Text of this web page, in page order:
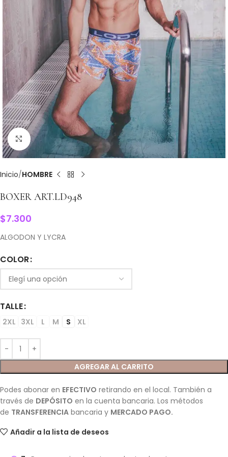
Clic para ampliar
Inicio HOMBRE
BOXER ART.LD948
$7.300
ALGODON Y LYCRA
COLOR
TALLE
2XL 3XL L M S XL
AGREGAR AL CARRITO
Podes abonar en EFECTIVO retirando en el local. También a
través de DEPÓSITO en la cuenta bancaria. Los métodos
de TRANSFERENCIA bancaria y MERCADO PAGO.
Añadir a la lista de deseos